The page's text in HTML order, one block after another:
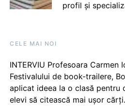
profil și
CELE MAI NOI
INTERVIU Profesoara Carmen
Festivalului de book-trailere,
aplicat ideea la o clasă pentru
elevi să citească mai ușor